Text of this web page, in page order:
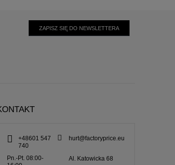
ZAPISZ SIĘ DO NEWSLETTERA
+48601 547
740
hurt@factoryprice.eu
Pn.-Pt. 08:00-
Al. Katowicka 68